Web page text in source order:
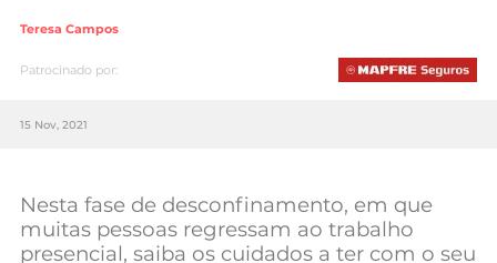
Lifestyle
Sociedade
Tecnologia
Mundial 2026
Teresa Campos
Patrocinado por:
15 Nov, 2021
Nesta fase de desconfinamento, em que
muitas pessoas regressam ao trabalho
presencial, saiba os cuidados a ter com o seu